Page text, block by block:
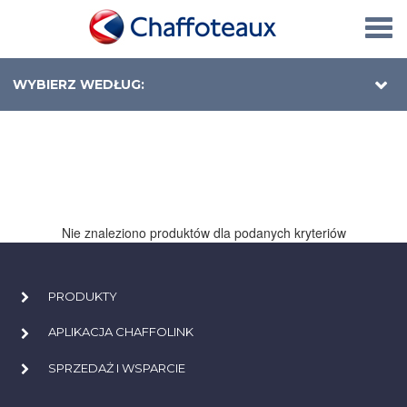
WYBIERZ WEDŁUG:
Nie znaleziono produktów dla podanych kryteriów
PRODUKTY
APLIKACJA CHAFFOLINK
SPRZEDAŻ I WSPARCIE